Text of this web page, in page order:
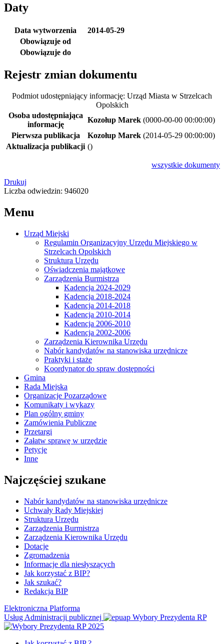
Daty
Data wytworzenia
2014-05-29
Obowiązuje od
Obowiązuje do
Rejestr zmian dokumentu
Podmiot udostępniający informację: Urząd Miasta w Strzelcach
Opolskich
Osoba udostępniająca
informację
Kozołup Marek (0000-00-00 00:00:00)
Pierwsza publikacja
Kozołup Marek (2014-05-29 00:00:00)
Aktualizacja publikacji ()
wszystkie dokumenty
Drukuj
Liczba odwiedzin: 946020
Menu
Urząd Miejski
Regulamin Organizacyjny Urzędu Miejskiego w
Strzelcach Opolskich
Struktura Urzędu
Oświadczenia majątkowe
Zarządzenia Burmistrza
Kadencja 2024-2029
Kadencja 2018-2024
Kadencja 2014-2018
Kadencja 2010-2014
Kadencja 2006-2010
Kadencja 2002-2006
Zarządzenia Kierownika Urzędu
Nabór kandydatów na stanowiska urzędnicze
Praktyki i staże
Koordynator do spraw dostępności
Gmina
Rada Miejska
Organizacje Pozarządowe
Komunikaty i wykazy
Plan ogólny gminy
Zamówienia Publiczne
Przetargi
Załatw sprawę w urzędzie
Petycje
Inne
Najczęściej szukane
Nabór kandydatów na stanowiska urzędnicze
Uchwały Rady Miejskiej
Struktura Urzędu
Zarządzenia Burmistrza
Zarządzenia Kierownika Urzędu
Dotacje
Zgromadzenia
Informacje dla niesłyszących
Jak korzystać z BIP?
Jak szukać?
Redakcja BIP
Elektroniczna Platforma
Usług Administracji publicznej
Wybory Prezydenta RP